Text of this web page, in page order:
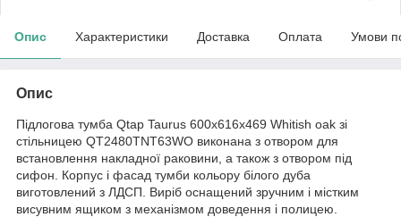
Опис Характеристики Доставка Оплата Умови
Опис
Підлогова тумба Qtap Taurus 600х616х469 Whitish oak зі
стільницею QT2480TNT63WO виконана з отвором для
встановлення накладної раковини, а також з отвором під
сифон. Корпус і фасад тумби кольору білого дуба
виготовлений з ЛДСП. Виріб оснащений зручним і містким
висувним ящиком з механізмом доведення і полицею.